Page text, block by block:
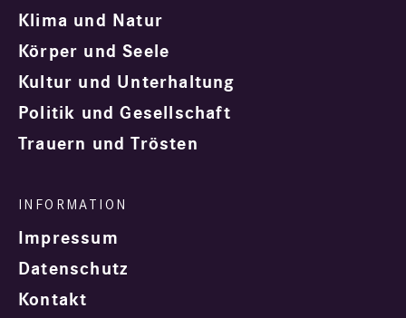
Klima und Natur
Körper und Seele
Kultur und Unterhaltung
Politik und Gesellschaft
Trauern und Trösten
Impressum
Datenschutz
Kontakt